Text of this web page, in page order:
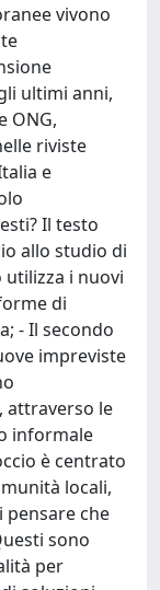
vivono
ultimi anni,
ONG,
riviste
e
Il testo
allo studio di
i nuovi
di
- Il secondo
impreviste
attraverso le
informale
è centrato
locali,
pensare che
sono
per